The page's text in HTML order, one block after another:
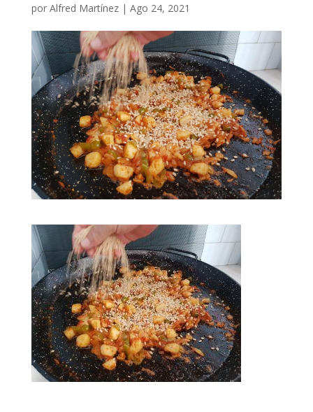
por Alfred Martínez| Ago 24, 2021